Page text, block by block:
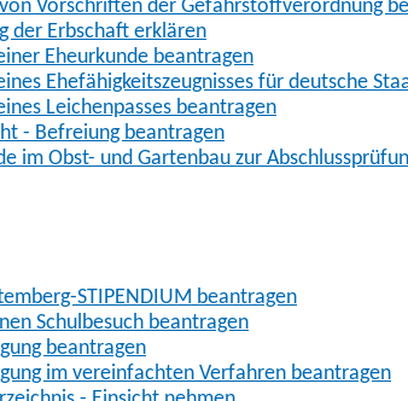
Vorschriften der Gefahrstoffverordnung
der Erbschaft erklären
Eheurkunde beantragen
Ehefähigkeitszeugnisses für deutsche
Leichenpasses beantragen
- Befreiung beantragen
im Obst- und Gartenbau zur
STIPENDIUM beantragen
Schulbesuch beantragen
beantragen
im vereinfachten Verfahren beantragen